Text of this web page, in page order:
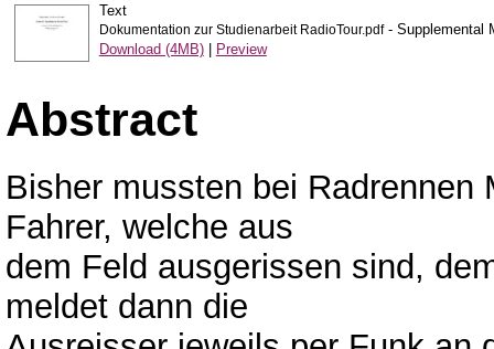
Text
Dokumentation zur Studienarbeit RadioTour.pdf- Supplemental
Download (4MB)| Preview
Abstract
Bisher mussten bei Radrennen
Fahrer, welche aus
dem Feld ausgerissen sind,
meldet dann die